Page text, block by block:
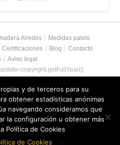
Alredes
Medidas palets
Certificaciones Blog
Contacto
Aviso legal
Palets de segunda mano en Valencia.
y de terceros para su
obtener estadísticas anónimas
navegando consideramos que
la configuración u obtener más
Política de Cookies
de Cookies